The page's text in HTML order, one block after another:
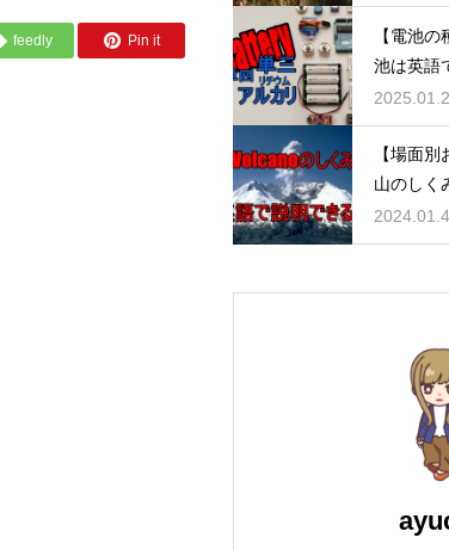
feedly Pin it
【電池
池は英語
2025.01.2
【場面
山のしく
2024.01.4